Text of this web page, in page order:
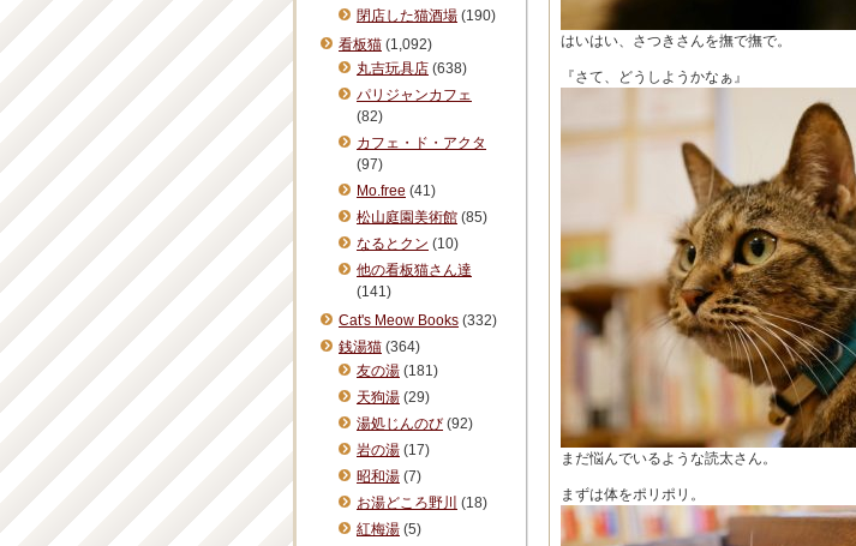
はいはい、さつきさんを撫で撫で。
『さて、どうしようかなぁ』
まだ悩んでいるような読太さん。
まずは体をポリポリ。
閉店した猫酒場 (190)
看板猫 (1,092)
丸吉玩具店 (638)
パリジャンカフェ
(82)
カフェ・ド・アクタ
(97)
Mo.free (41)
松山庭園美術館 (85)
なるとクン (10)
他の看板猫さん達
(141)
Cat's Meow Books (332)
銭湯猫 (364)
友の湯 (181)
天狗湯 (29)
湯処じんのび (92)
岩の湯 (17)
昭和湯 (7)
お湯どころ野川 (18)
紅梅湯 (5)